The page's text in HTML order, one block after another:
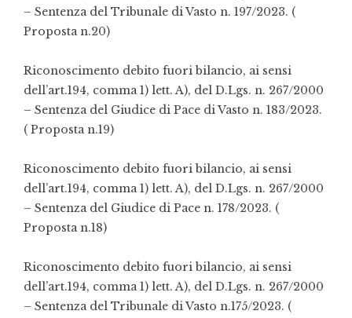
– Sentenza del Tribunale di Vasto n. 197/2023. (
Proposta n.20)
Riconoscimento debito fuori bilancio, ai sensi
dell’art.194, comma 1) lett. A), del D.Lgs. n. 267/2000
– Sentenza del Giudice di Pace di Vasto n. 183/2023.
( Proposta n.19)
Riconoscimento debito fuori bilancio, ai sensi
dell’art.194, comma 1) lett. A), del D.Lgs. n. 267/2000
– Sentenza del Giudice di Pace n. 178/2023. (
Proposta n.18)
Riconoscimento debito fuori bilancio, ai sensi
dell’art.194, comma 1) lett. A), del D.Lgs. n. 267/2000
– Sentenza del Tribunale di Vasto n.175/2023. (